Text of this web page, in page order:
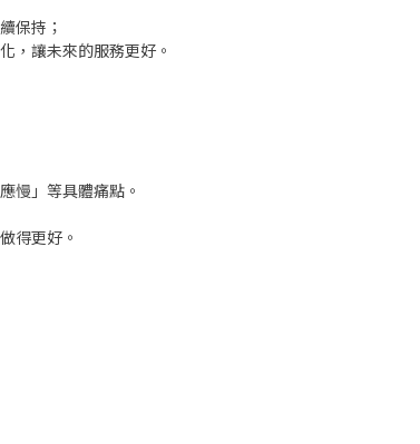
保持；
，讓未來的服務更好。
慢」等具體痛點。
得更好。